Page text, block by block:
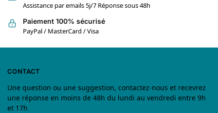
Assistance par emails 5j/7 Réponse sous 48h
Paiement 100% sécurisé
PayPal / MasterCard / Visa
CONTACT
Une question ou une suggestion, contactez-nous et recevrez
une réponse en moins de 48h du lundi au vendredi entre 9h
et 17h